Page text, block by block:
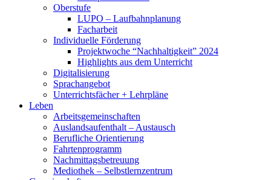
Oberstufe
LUPO – Laufbahnplanung
Facharbeit
Individuelle Förderung
Projektwoche “Nachhaltigkeit” 2024
Highlights aus dem Unterricht
Digitalisierung
Sprachangebot
Unterrichtsfächer + Lehrpläne
Leben
Arbeitsgemeinschaften
Auslandsaufenthalt – Austausch
Berufliche Orientierung
Fahrtenprogramm
Nachmittagsbetreuung
Mediothek – Selbstlernzentrum